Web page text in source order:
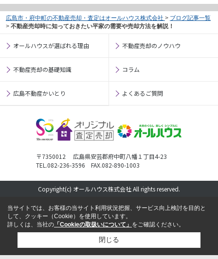
広島市・府中町の不動産売却・査定はオールハウス株式会社 > ブログ記事一覧
> 不動産売却時に知っておきたい平家の需要や売却方法を解説！
オールハウスが選ばれる理由 不動産売却のノウハウ
不動産売却の基礎知識 コラム
広島不動産かいとり よくあるご質問
〒7350012 広島県安芸郡府中町八幡１丁目4-23
TEL.082-236-3596 FAX.082-890-1003
Copyright(c) オールハウス株式会社 All rights reserved.
当サイトでは、お客様の当サイト利用状況把握、サービス向上検討を目的と
して、クッキー（Cookie）を使用しています。
詳しくは、当社の 「Cookieの取扱いについて」 をご確認ください。
閉じる